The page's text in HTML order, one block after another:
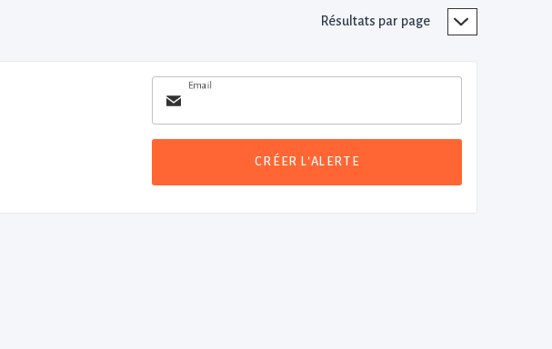
Résultats par page
Email
CRÉER L'ALERTE